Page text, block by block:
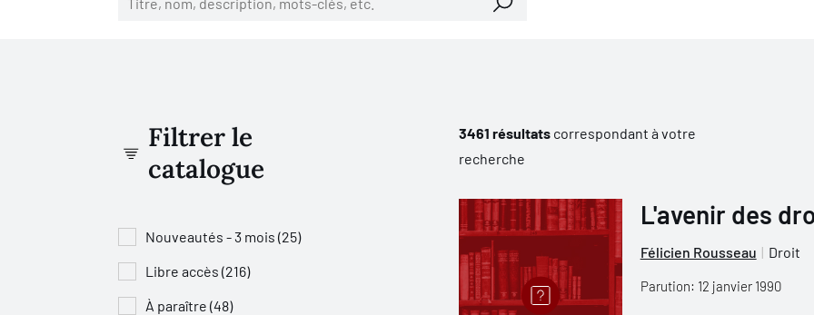
Filtrer le
catalogue
Nouveautés - 3 mois (25)
Libre accès (216)
À paraître (48)
3461 résultatscorrespondant à votre
recherche
L'avenir des
Félicien Rousseau Droit
Parution: 12 janvier 1990